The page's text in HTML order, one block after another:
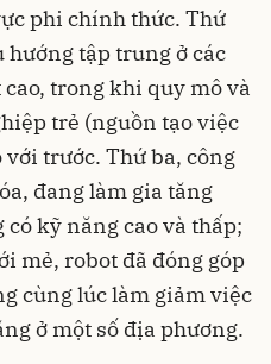
phi chính thức. Thứ
hướng tập trung ở các
trong khi quy mô và
trẻ (nguồn tạo việc
trước. Thứ ba, công
đang làm gia tăng
kỹ năng cao và thấp;
mẻ, robot đã đóng góp
cùng lúc làm giảm việc
ở một số địa phương.